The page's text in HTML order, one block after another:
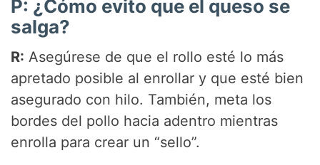
P: ¿Cómo evito que el queso se
salga?
R: Asegúrese de que el rollo esté lo más
apretado posible al enrollar y que esté bien
asegurado con hilo. También, meta los
bordes del pollo hacia adentro mientras
enrolla para crear un “sello”.